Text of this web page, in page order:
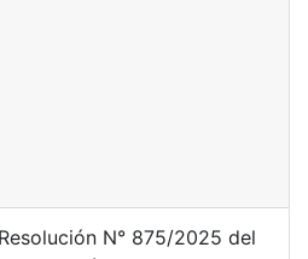
N° 875/2025 del